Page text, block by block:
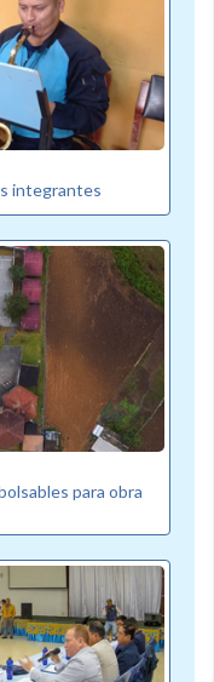
integrantes
para obra